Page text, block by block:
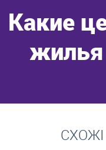
Какие
жилья